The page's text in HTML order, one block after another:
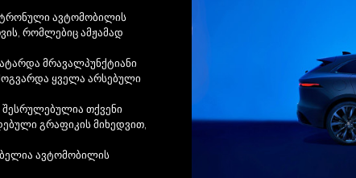
ავტომობილის
რომლებიც ამჟამად
მრავალპუნქტიანი
ყველა არსებული
შესრულებულია თქვენი
გრაფიკის მიხედვით,
ავტომობილის